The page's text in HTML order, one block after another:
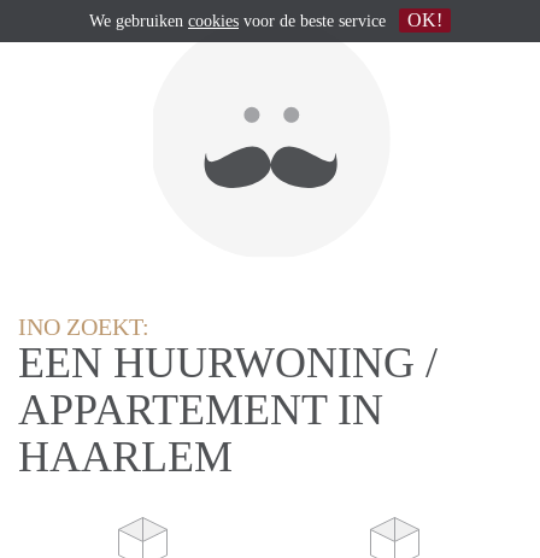
INO ZOEKT:
EEN HUURWONING /
APPARTEMENT IN
HAARLEM
We gebruiken cookies voor de beste service OK!